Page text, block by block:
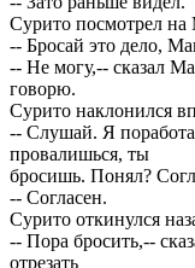
Сурито посмотрел на
-- Бросай это дело,
-- Не могу,-- сказал
говорю.
Сурито наклонился
-- Слушай. Я
провалишься, ты
бросишь. Понял?
-- Согласен.
Сурито откинулся
-- Пора бросить,--
отрезать